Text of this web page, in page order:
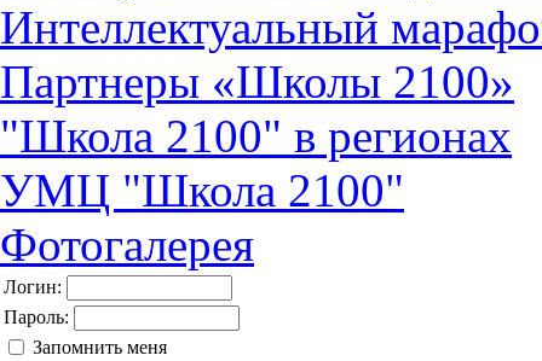
Интеллектуальный
Партнеры «Школы 2100»
"Школа 2100" в регионах
УМЦ "Школа 2100"
Фотогалерея
Логин:
Пароль:
Запомнить меня